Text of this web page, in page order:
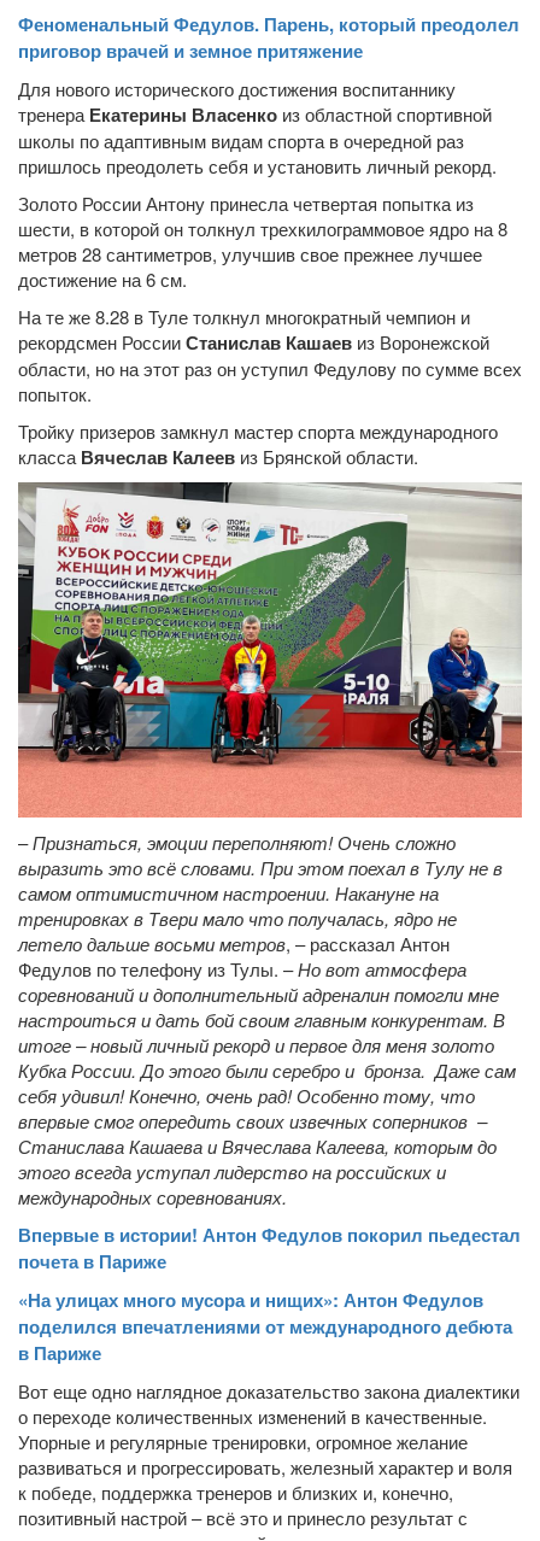
Феноменальный Федулов. Парень, который преодолел
приговор врачей и земное притяжение
Для нового исторического достижения воспитаннику
тренера Екатерины Власенко из областной спортивной
школы по адаптивным видам спорта в очередной раз
пришлось преодолеть себя и установить личный рекорд.
Золото России Антону принесла четвертая попытка из
шести, в которой он толкнул трехкилограммовое ядро на 8
метров 28 сантиметров, улучшив свое прежнее лучшее
достижение на 6 см.
На те же 8.28 в Туле толкнул многократный чемпион и
рекордсмен РоссииСтанислав Кашаев из Воронежской
области, но на этот раз он уступил Федулову по сумме всех
попыток.
Тройку призеров замкнул мастер спорта международного
классаВячеслав Калеев из Брянской области.
–Признаться, эмоции переполняют! Очень сложно
выразить это всё словами. При этом поехал в Тулу не в
самом оптимистичном настроении. Накануне на
тренировках в Твери мало что получалась, ядро не
летело дальше восьми метров, – рассказал Антон
Федулов по телефону из Тулы. –Но вот атмосфера
соревнований и дополнительный адреналин помогли мне
настроиться и дать бой своим главным конкурентам. В
итоге – новый личный рекорд и первое для меня золото
Кубка России. До этого были серебро и бронза. Даже сам
себя удивил! Конечно, очень рад! Особенно тому, что
впервые смог опередить своих извечных соперников –
Станислава Кашаева и Вячеслава Калеева, которым до
этого всегда уступал лидерство на российских и
международных соревнованиях.
Впервые в истории! Антон Федулов покорил пьедестал
почета в Париже
«На улицах много мусора и нищих»: Антон Федулов
поделился впечатлениями от международного дебюта
в Париже
Вот еще одно наглядное доказательство закона диалектики
о переходе количественных изменений в качественные.
Упорные и регулярные тренировки, огромное желание
развиваться и прогрессировать, железный характер и воля
к победе, поддержка тренеров и близких и, конечно,
позитивный настрой – всё это и принесло результат с